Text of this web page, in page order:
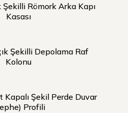
Şekilli Römork Arka Kapı
Kasası
Şekilli Depolama Raf
Kolonu
Kapalı Şekil Perde Duvar
Profili